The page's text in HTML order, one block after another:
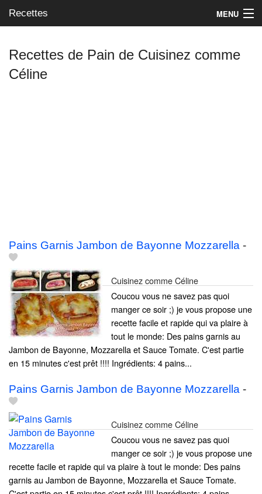
Recettes MENU
Mes blogs préférés
Recettes de Pain de Cuisinez comme
Céline
Pains Garnis Jambon de Bayonne Mozzarella -
Cuisinez comme Céline
Coucou vous ne savez pas quoi
manger ce soir ;) je vous propose une
recette facile et rapide qui va plaire à
tout le monde: Des pains garnis au
Jambon de Bayonne, Mozzarella et Sauce Tomate. C'est partie
en 15 minutes c'est prêt !!!! Ingrédients: 4 pains...
Pains Garnis Jambon de Bayonne Mozzarella -
Cuisinez comme Céline
Coucou vous ne savez pas quoi
manger ce soir ;) je vous propose une
recette facile et rapide qui va plaire à tout le monde: Des pains
garnis au Jambon de Bayonne, Mozzarella et Sauce Tomate.